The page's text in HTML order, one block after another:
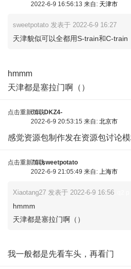
2022-6-9 16:56:13 来自: 天津市
sweetpotato 发表于 2022-6-9 16:27
天津貌似可以全都用S-train和C-train
hmmm
天津都是塞拉门啊（）
点击重新加载
6车 -DKZ4-
2022-6-9 20:53:15 来自: 北京市
感觉资源包制作发在资源包讨论
点击重新加载
7车 sweetpotato
2022-6-9 21:05:49 来自: 上海市
Xiaotang27 发表于 2022-6-9 16:56
hmmm
天津都是塞拉门啊（）
我一般都是先看车头，再看门